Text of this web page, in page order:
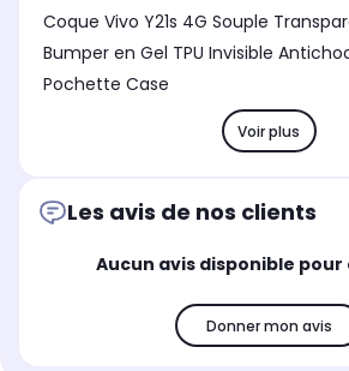
Coque Vivo Y21s 4G Souple
Bumper en Gel TPU Invisible Antichoc - Accessoires
Pochette Case
Voir plus
Les avis de nos clients
Aucun avis disponible
Donner mon avis